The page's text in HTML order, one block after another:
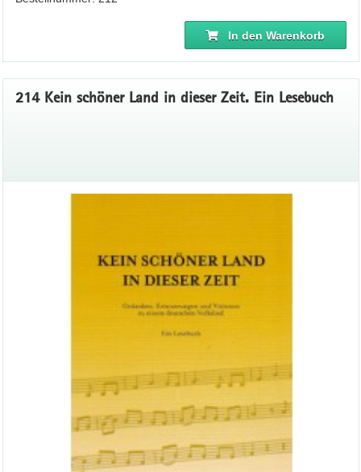
In den Warenkorb
214 Kein schöner Land in dieser Zeit. Ein Lesebuch